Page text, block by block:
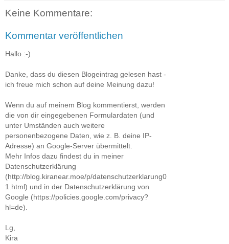
Keine Kommentare:
Kommentar veröffentlichen
Hallo :-)
Danke, dass du diesen Blogeintrag gelesen hast -
ich freue mich schon auf deine Meinung dazu!
Wenn du auf meinem Blog kommentierst, werden
die von dir eingegebenen Formulardaten (und
unter Umständen auch weitere
personenbezogene Daten, wie z. B. deine IP-
Adresse) an Google-Server übermittelt.
Mehr Infos dazu findest du in meiner
Datenschutzerklärung
(http://blog.kiranear.moe/p/datenschutzerklarung0
1.html) und in der Datenschutzerklärung von
Google (https://policies.google.com/privacy?
hl=de).
Lg,
Kira